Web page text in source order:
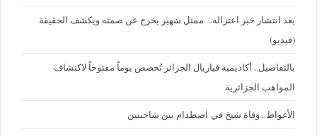
بعد انتشار خبر اعتزاله... ممثل شهير يخرج عن صمته ويكشف الحقيقة
(فيديو)
بالتفاصيل.. أكاديمية فياريال الجزائر تُخصص يوماً مفتوحاً لاكتشاف
المواهب الجزائرية
الأغواط.. وفاة شيخ في اصطدام بين شاحنتين